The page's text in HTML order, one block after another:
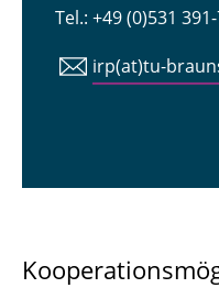
Tel.: +49 (0)531
irp(at)tu-